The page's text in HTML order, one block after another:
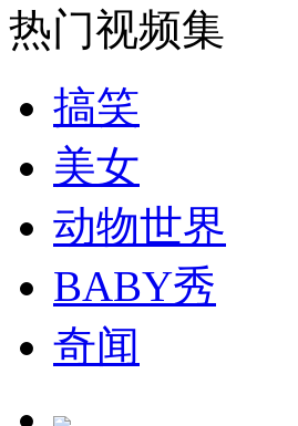
消防员救轻生者 花炮节热闹非凡
司机酒驾遇交警 急速倒车逃窜
热门视频集
搞笑
美女
动物世界
BABY秀
奇闻